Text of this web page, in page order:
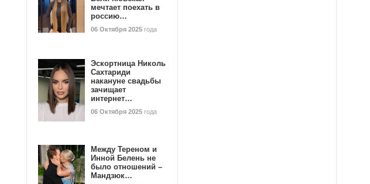
мечтает поехать в
россию…
06 Октября 2025 года
Эскортница Николь
Сахтариди
накануне свадьбы
зачищает
интернет…
06 Октября 2025 года
Между Тереном и
Инной Белень не
было отношений –
Мандзюк…